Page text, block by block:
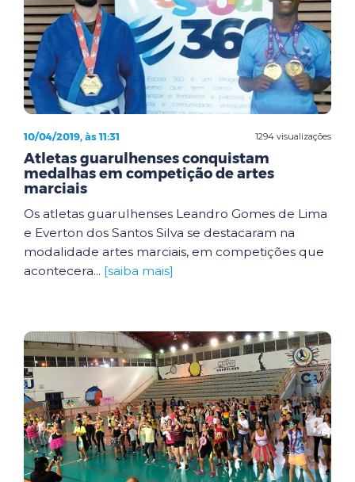
1294 visualizações
10/04/2019, às 11:31
Atletas guarulhenses conquistam
medalhas em competição de artes
marciais
Os atletas guarulhenses Leandro Gomes de Lima
e Everton dos Santos Silva se destacaram na
modalidade artes marciais, em competições que
acontecera... [saiba mais]